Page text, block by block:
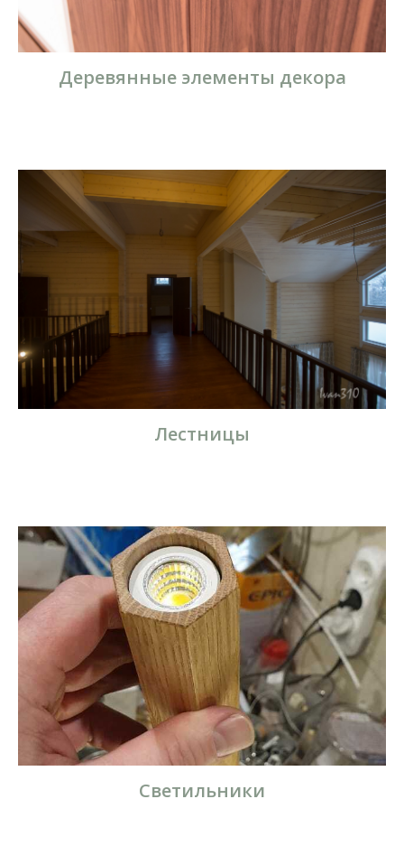
Деревянные элементы декора
Лестницы
Светильники